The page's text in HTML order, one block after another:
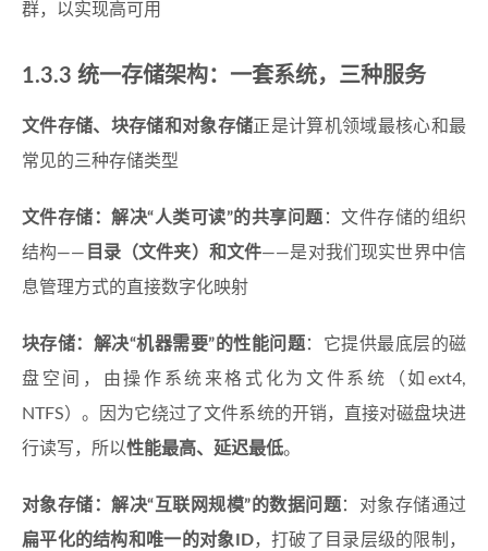
群，以实现高可用
1.3.3 统一存储架构：一套系统，三种服务
文件存储、块存储和对象存储正是计算机领域最核心和最
常见的三种存储类型
文件存储：解决“人类可读”的共享问题 ：文件存储的组织
结构—— 目录（文件夹）和文件——是对我们现实世界中信
息管理方式的直接数字化映射
块存储：解决“机器需要”的性能问题：它提供最底层的磁
盘空间，由操作系统来格式化为文件系统（如ext4,
NTFS）。因为它绕过了文件系统的开销，直接对磁盘块进
行读写，所以性能最高、延迟最低。
对象存储：解决“互联网规模”的数据问题：对象存储通过
扁平化的结构和唯一的对象ID，打破了目录层级的限制，